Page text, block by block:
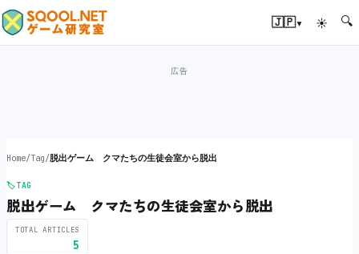
🇯🇵▾ ☀ 🔍
Home/Tag/脱出ゲーム クマたちの生徒会室から脱出
🏷️TAG
脱出ゲーム クマたちの生徒会室から脱出
TOTAL ARTICLES
5